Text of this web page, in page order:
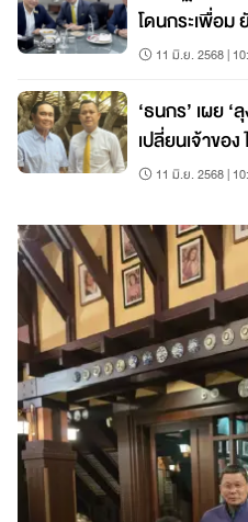
โดนกระเพื่อม
11 มิ.ย. 2568 |
‘ธนกร’ เผย ‘
เปลี่ยนเจ้าขอ
11 มิ.ย. 2568 |